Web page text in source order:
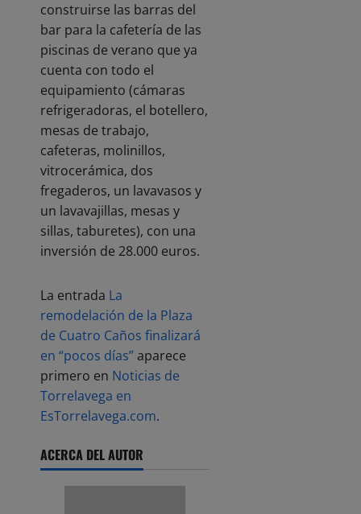
construirse las barras del
bar para la cafetería de las
piscinas de verano que ya
cuenta con todo el
equipamiento (cámaras
refrigeradoras, el botellero,
mesas de trabajo,
cafeteras, molinillos,
vitrocerámica, dos
fregaderos, un lavavasos y
un lavavajillas, mesas y
sillas, taburetes), con una
inversión de 28.000 euros.
La entrada La
remodelación de la Plaza
de Cuatro Caños finalizará
en “pocos días”aparece
primero en Noticias de
Torrelavega en
EsTorrelavega.com.
ACERCA DEL AUTOR